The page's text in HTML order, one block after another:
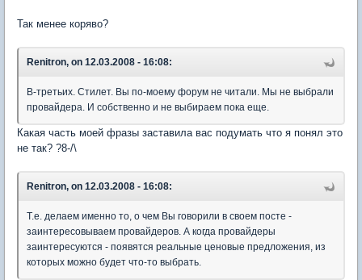
Так менее коряво?
Renitron, on 12.03.2008 - 16:08:
В-третьих. Стилет. Вы по-моему форум не читали. Мы не выбрали
провайдера. И собственно и не выбираем пока еще.
Какая часть моей фразы заставила вас подумать что я понял это
не так? ?8-/\
Renitron, on 12.03.2008 - 16:08:
Т.е. делаем именно то, о чем Вы говорили в своем посте -
заинтересовываем провайдеров. А когда провайдеры
заинтересуются - появятся реальные ценовые предложения, из
которых можно будет что-то выбрать.